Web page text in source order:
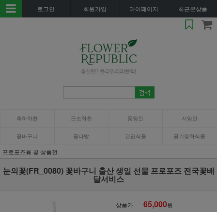
로그인 회원가입 마이페이지 최근본상품
축하화환 근조화환 동양란 서양란
꽃바구니 꽃다발 관엽식물 공기정화식물
프로포즈용 꽃 상품전
눈의꽃(FR_0080) 꽃바구니 출산 생일 선물 프로포즈 전국꽃배
달서비스
상품가 65,000원